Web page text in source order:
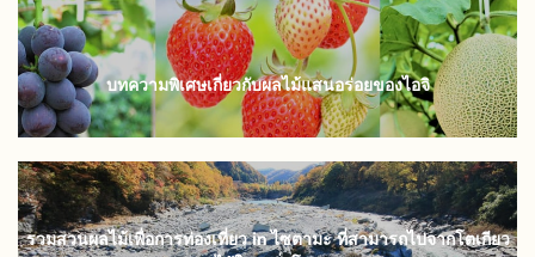
บทความพิเศษเกี่ยวกับผลไม้แสนอร่อยของไอจิ
รวมสวนผลไม้เพื่อการท่องเที่ยว in ไซตามะ ที่สามารถไปจากโตเกียว